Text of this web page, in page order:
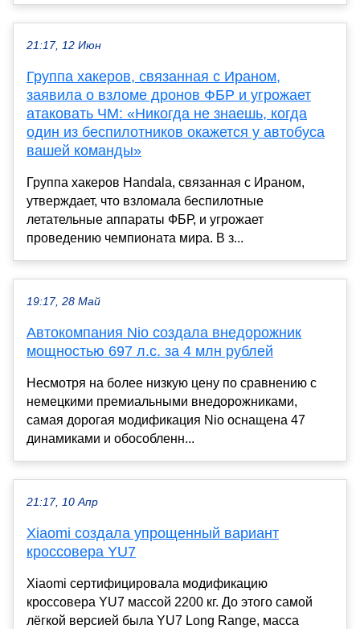
21:17, 12 Июн
Группа хакеров, связанная с Ираном,
заявила о взломе дронов ФБР и угрожает
атаковать ЧМ: «Никогда не знаешь, когда
один из беспилотников окажется у автобуса
вашей команды»
Группа хакеров Handala, связанная с Ираном,
утверждает, что взломала беспилотные
летательные аппараты ФБР, и угрожает
проведению чемпионата мира. В з...
19:17, 28 Май
Автокомпания Nio создала внедорожник
мощностью 697 л.с. за 4 млн рублей
Несмотря на более низкую цену по сравнению с
немецкими премиальными внедорожниками,
самая дорогая модификация Nio оснащена 47
динамиками и обособленн...
21:17, 10 Апр
Xiaomi создала упрощенный вариант
кроссовера YU7
Xiaomi сертифицировала модификацию
кроссовера YU7 массой 2200 кг. До этого самой
лёгкой версией была YU7 Long Range, масса